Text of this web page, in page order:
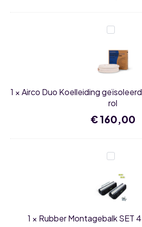
Airco
Duo
1/4-
3/8
meter
rol
1 ×Airco Duo Koelleiding
rol
€ 160,00
Rubber
SET
1 × Rubber Montagebalk SET